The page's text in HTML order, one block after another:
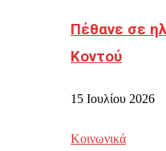
Πέθανε σε
Κοντού
15 Ιουλίου 2026
Κοινωνικά